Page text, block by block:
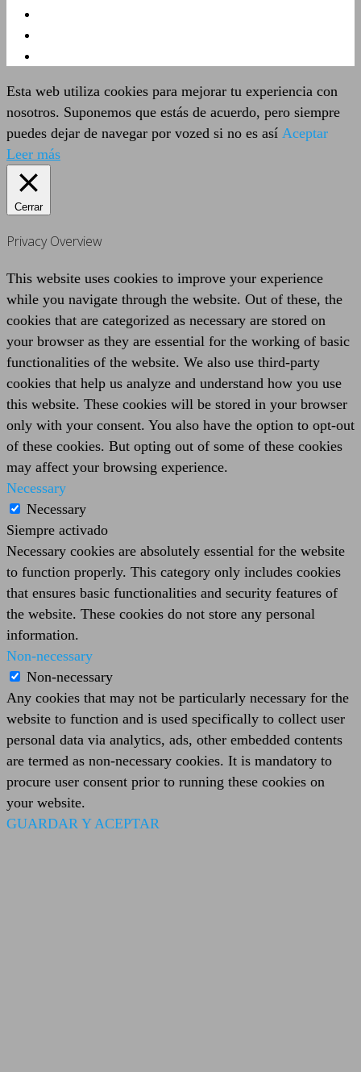
Esta web utiliza cookies para mejorar tu experiencia con
nosotros. Suponemos que estás de acuerdo, pero siempre
puedes dejar de navegar por vozed si no es así Aceptar
Leer más
Cerrar
Privacy Overview
This website uses cookies to improve your experience
while you navigate through the website. Out of these, the
cookies that are categorized as necessary are stored on
your browser as they are essential for the working of basic
functionalities of the website. We also use third-party
cookies that help us analyze and understand how you use
this website. These cookies will be stored in your browser
only with your consent. You also have the option to opt-out
of these cookies. But opting out of some of these cookies
may affect your browsing experience.
Necessary
Necessary
Siempre activado
Necessary cookies are absolutely essential for the website
to function properly. This category only includes cookies
that ensures basic functionalities and security features of
the website. These cookies do not store any personal
information.
Non-necessary
Non-necessary
Any cookies that may not be particularly necessary for the
website to function and is used specifically to collect user
personal data via analytics, ads, other embedded contents
are termed as non-necessary cookies. It is mandatory to
procure user consent prior to running these cookies on
your website.
GUARDAR Y ACEPTAR